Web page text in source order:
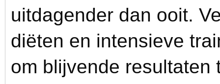
uitdagender dan ooit.
diëten en intensieve
om blijvende resultaten